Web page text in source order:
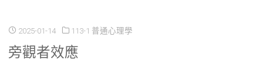
鏡
像
2025-01-14 113-1 普通心理學
旁觀者效應